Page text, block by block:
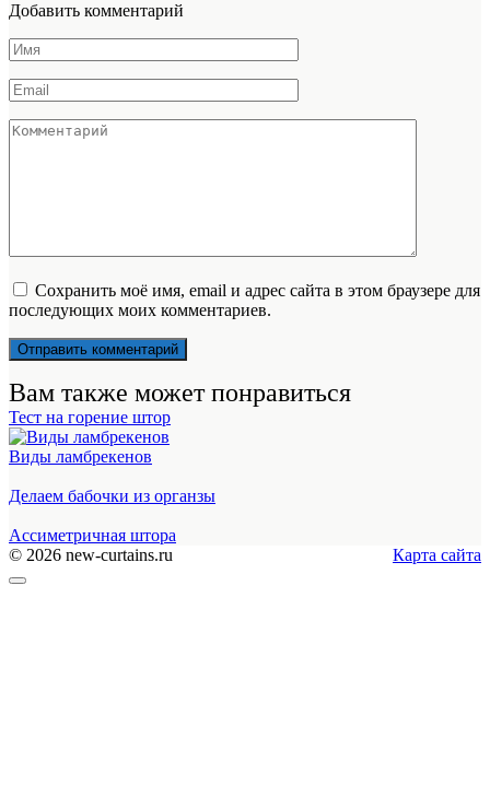
Добавить комментарий
Имя
*
Email
*
Комментарий
Сохранить моё имя, email и адрес сайта в этом браузере для
последующих моих комментариев.
Вам также может понравиться
Тест на горение штор
Виды ламбрекенов
Делаем бабочки из органзы
Ассиметричная штора
© 2026 new-curtains.ru
Карта сайта